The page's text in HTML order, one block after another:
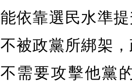
能依靠選民水準
不被政黨所綁架
不需要攻擊他黨